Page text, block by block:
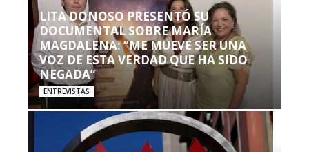
LITA DONOSO PRESENTÓ SU
DOCUMENTAL SOBRE MARÍA
MAGDALENA: “ME MUEVE SER UNA
VOZ DE ESTA VERDAD QUE HA SIDO
NEGADA”
ENTREVISTAS